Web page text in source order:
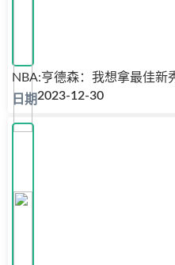
NBA:亨德森：我想拿最佳新
2023-12-30